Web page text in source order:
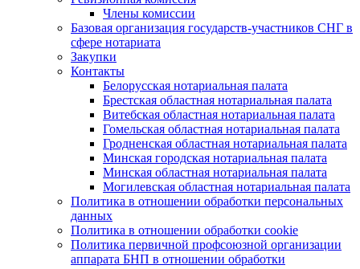
Члены комиссии
Базовая организация государств-участников СНГ в
сфере нотариата
Закупки
Контакты
Белорусская нотариальная палата
Брестская областная нотариальная палата
Витебская областная нотариальная палата
Гомельская областная нотариальная палата
Гродненская областная нотариальная палата
Минская городская нотариальная палата
Минская областная нотариальная палата
Могилевская областная нотариальная палата
Политика в отношении обработки персональных
данных
Политика в отношении обработки cookie
Политика первичной профсоюзной организации
аппарата БНП в отношении обработки